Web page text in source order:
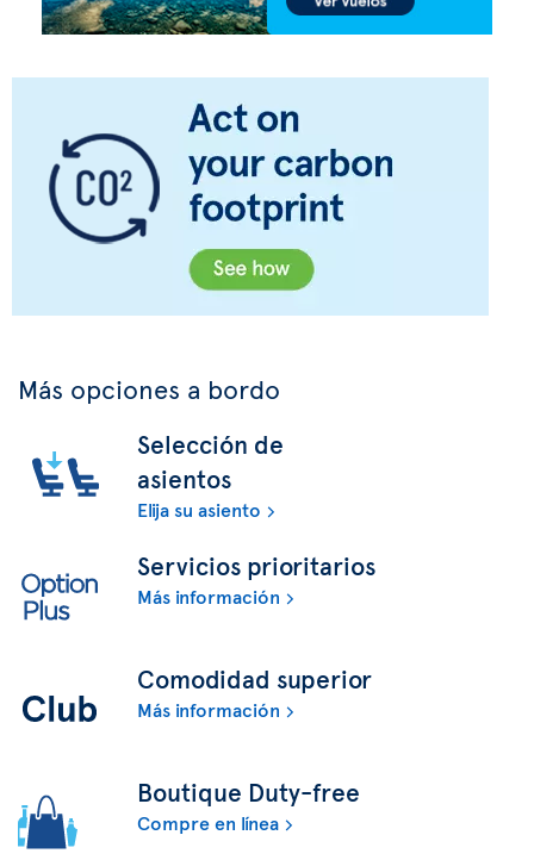
Más opciones a bordo
Selección de
asientos
Elija su asiento
Servicios prioritarios
Más información
Comodidad superior
Más información
Boutique Duty-free
Compre en línea